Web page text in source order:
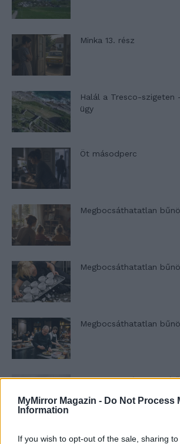
MyMirror Magazin - Do Not Process
Information
If you wish to opt-out of the sale, sharing
Minka 13. rész
Halál a Tresco-szigeten
ügy
Öt másodperc
Megbocsáthatatlan
Megbocsáthatatlan
Megbocsáthatatlan
Szent Genovéva, a
Minka 12. rész